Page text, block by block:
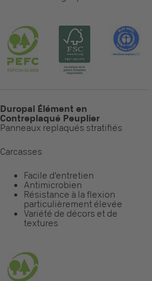
Duropal Élément en
Contreplaqué Peuplier
Panneaux replaqués stratifiés
Carcasses
Facile d'entretien
Antimicrobien
Résistance à la flexion
particulièrement élevée
Variété de décors et de
textures